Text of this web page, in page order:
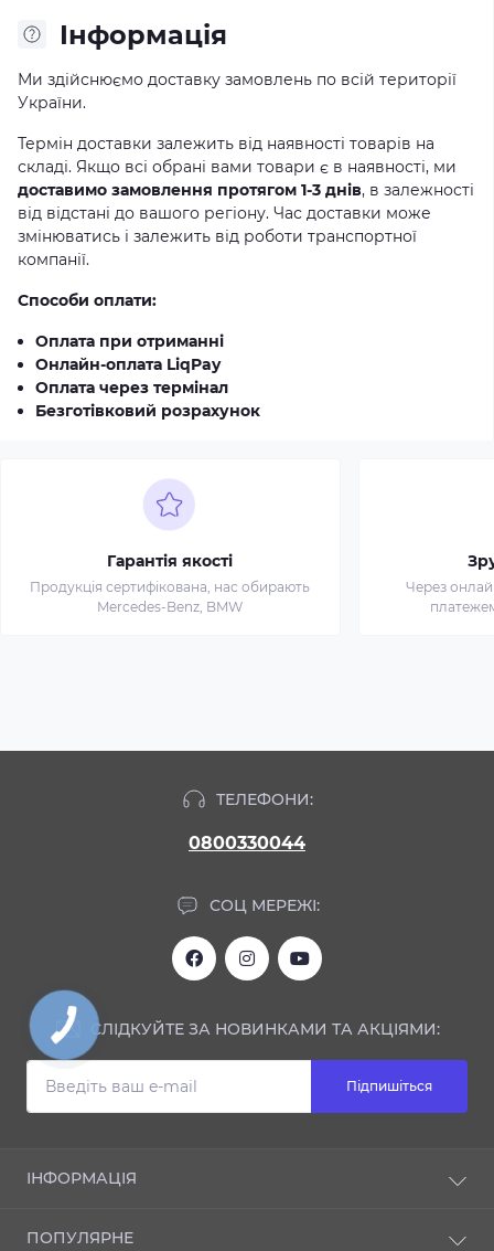
Iнформація
Ми здійснюємо доставку замовлень по всій території
України.
Термін доставки залежить від наявності товарів на
складі. Якщо всі обрані вами товари є в наявності, ми
доставимо замовлення протягом 1-3 днів, в залежності
від відстані до вашого регіону. Час доставки може
змінюватись і залежить від роботи транспортної
компанії.
Способи оплати:
Оплата при отриманні
Онлайн-оплата LiqPay
Оплата через термінал
Безготівковий розрахунок
Гарантія якості
Продукція сертифікована, нас обирають
Mercedes-Benz, BMW
Через
ТЕЛЕФОНИ:
0800330044
СОЦ МЕРЕЖІ:
СЛІДКУЙТЕ ЗА НОВИНКАМИ ТА АКЦІЯМИ:
Підпишіться
ІНФОРМАЦІЯ
ПОПУЛЯРНЕ